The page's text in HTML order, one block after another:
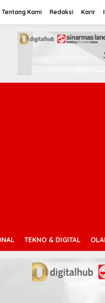
Tentang Kami Redaksi Karir
TEKNO & DIGITAL